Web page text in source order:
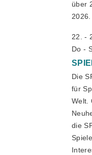
über
2026.
22. -
Do -
Die
für
Welt.
die